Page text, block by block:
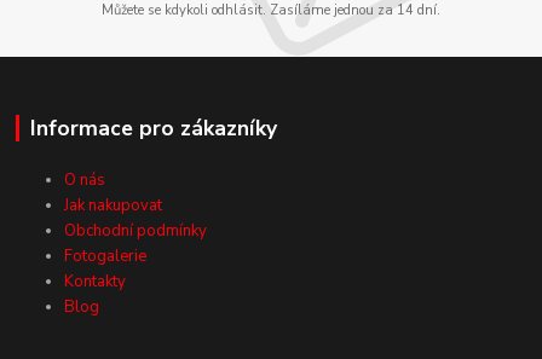
Můžete se kdykoli odhlásit. Zasíláme jednou za 14 dní.
Informace pro zákazníky
O nás
Jak nakupovat
Obchodní podmínky
Fotogalerie
Kontakty
Blog